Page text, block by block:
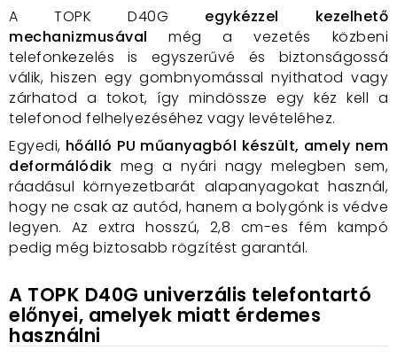
A TOPK D40G egykézzel kezelhető
mechanizmusával még a vezetés közbeni
telefonkezelés is egyszerűvé és biztonságossá
válik, hiszen egy gombnyomással nyithatod vagy
zárhatod a tokot, így mindössze egy kéz kell a
telefonod felhelyezéséhez vagy levételéhez.
Egyedi, hőálló PU műanyagból készült, amely nem
deformálódik meg a nyári nagy melegben sem,
ráadásul környezetbarát alapanyagokat használ,
hogy ne csak az autód, hanem a bolygónk is védve
legyen. Az extra hosszú, 2,8 cm-es fém kampó
pedig még biztosabb rögzítést garantál.
A TOPK D40G univerzális telefontartó
előnyei, amelyek miatt érdemes
használni